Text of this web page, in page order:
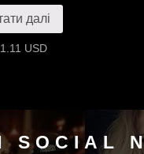
далі
USD
SOCIAL